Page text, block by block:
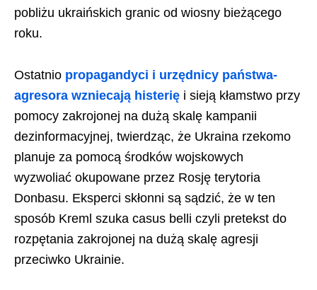
pobliżu ukraińskich granic od wiosny bieżącego
roku.
Ostatnio propagandyci i urzędnicy państwa-
agresora wzniecają histerię i sieją kłamstwo przy
pomocy zakrojonej na dużą skalę kampanii
dezinformacyjnej, twierdząc, że Ukraina rzekomo
planuje za pomocą środków wojskowych
wyzwoliać okupowane przez Rosję terytoria
Donbasu. Eksperci skłonni są sądzić, że w ten
sposób Kreml szuka casus belli czyli pretekst do
rozpętania zakrojonej na dużą skalę agresji
przeciwko Ukrainie.